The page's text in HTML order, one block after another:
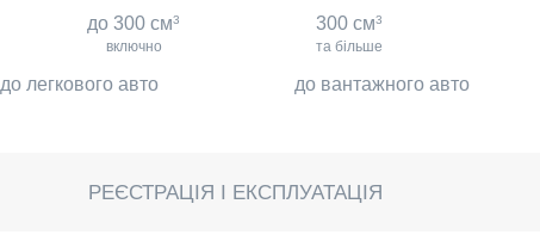
до 300 см3
включно
300 см3
та більше
до легкового авто до вантажного авто
РЕЄСТРАЦІЯ І ЕКСПЛУАТАЦІЯ